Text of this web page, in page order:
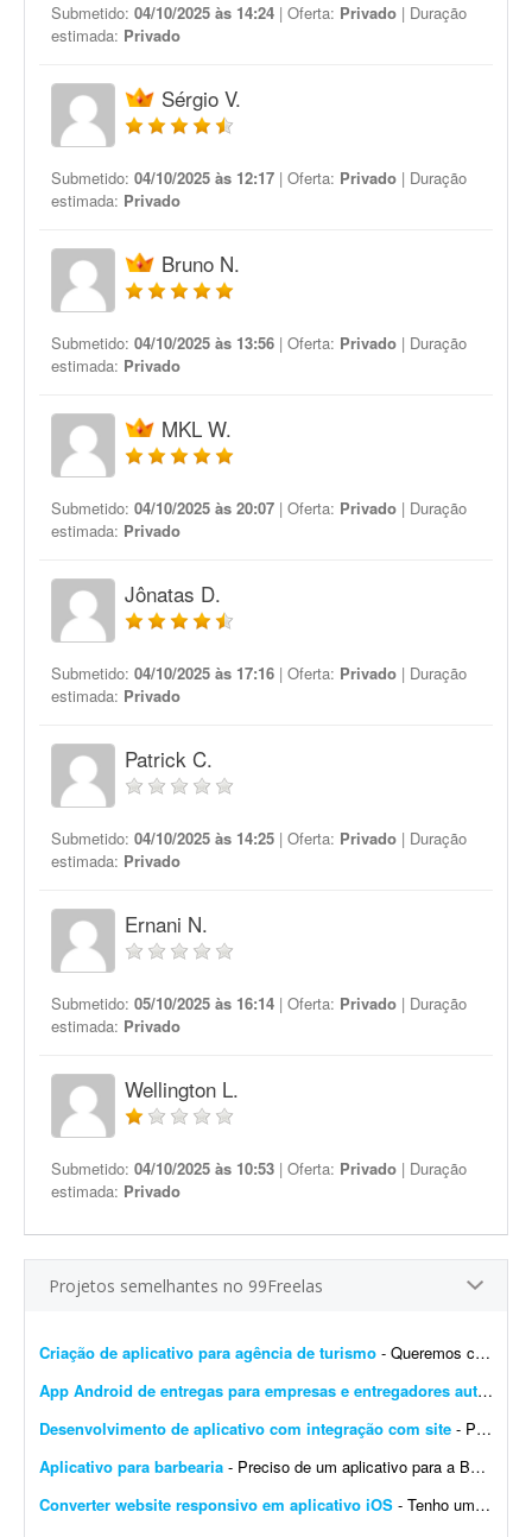
Submetido: 04/10/2025 às 14:24 | Oferta: Privado | Duração
estimada: Privado
Sérgio V.
Submetido: 04/10/2025 às 12:17 | Oferta: Privado | Duração
estimada: Privado
Bruno N.
Submetido: 04/10/2025 às 13:56 | Oferta: Privado | Duração
estimada: Privado
MKL W.
Submetido: 04/10/2025 às 20:07 | Oferta: Privado | Duração
estimada: Privado
Jônatas D.
Submetido: 04/10/2025 às 17:16 | Oferta: Privado | Duração
estimada: Privado
Patrick C.
Submetido: 04/10/2025 às 14:25 | Oferta: Privado | Duração
estimada: Privado
Ernani N.
Submetido: 05/10/2025 às 16:14 | Oferta: Privado | Duração
estimada: Privado
Wellington L.
Submetido: 04/10/2025 às 10:53 | Oferta: Privado | Duração
estimada: Privado
Projetos semelhantes no 99Freelas
Criação de aplicativo para agência de turismo - Queremos criar um aplicativo para uma agência de turismo que já tem site. Plataforma Android e IOS Um app que seja o site dentro do app,a pessoa acesse o app e tenha as mesmas facili...
App Android de entregas para empresas e entregadores autônomos
Desenvolvimento de aplicativo com integração com site - Procuro desenvolvedor(a) que tenha histórico de desenvolvimento de aplicativos publicados na Google Play e na App Store. Preciso de experiência comprovada e, se possível, que e...
Aplicativo para barbearia - Preciso de um aplicativo para a Barbearia Santana. O aplicativo deve permitir que os clientes escolham o serviço, vejam os horários disponíveis, façam agendamento onlin...
Converter website responsivo em aplicativo iOS - Tenho um website responsivo e preciso transformá-lo em um aplicativo para iPhone, para poder publicá-lo na App Store.